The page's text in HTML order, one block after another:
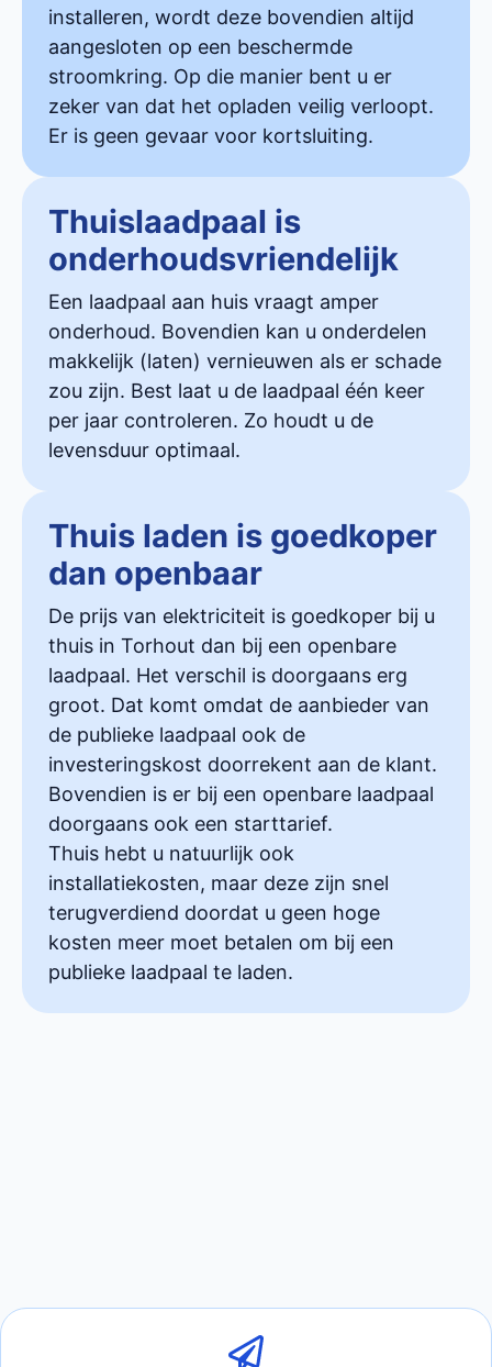
installeren, wordt deze bovendien altijd
aangesloten op een beschermde
stroomkring. Op die manier bent u er
zeker van dat het opladen veilig verloopt.
Er is geen gevaar voor kortsluiting.
Thuislaadpaal is
onderhoudsvriendelijk
Een laadpaal aan huis vraagt amper
onderhoud. Bovendien kan u onderdelen
makkelijk (laten) vernieuwen als er schade
zou zijn. Best laat u de laadpaal één keer
per jaar controleren. Zo houdt u de
levensduur optimaal.
Thuis laden is goedkoper
dan openbaar
De prijs van elektriciteit is goedkoper bij u
thuis in Torhout dan bij een openbare
laadpaal. Het verschil is doorgaans erg
groot. Dat komt omdat de aanbieder van
de publieke laadpaal ook de
investeringskost doorrekent aan de klant.
Bovendien is er bij een openbare laadpaal
doorgaans ook een starttarief.
Thuis hebt u natuurlijk ook
installatiekosten, maar deze zijn snel
terugverdiend doordat u geen hoge
kosten meer moet betalen om bij een
publieke laadpaal te laden.